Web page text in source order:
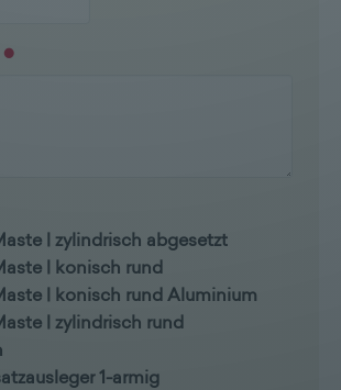
| zylindrisch abgesetzt
| konisch rund
| konisch rund Aluminium
| zylindrisch rund
1-armig